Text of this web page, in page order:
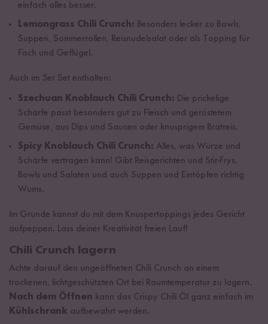
einfach alles besser.
Lemongrass Chili Crunch: Besonders lecker zu Bowls,
Suppen, Sommerrollen, Reisnudelsalat oder als Topping für
Fisch und Geflügel.
Auch im 5er Set enthalten:
Szechuan Knoblauch Chili Crunch: Die prickelige
Schärfe passt besonders gut zu Fleisch und geröstetem
Gemüse, aus Dips und Saucen oder knusprigem Bratreis.
Spicy Knoblauch Chili Crunch: Alles, was Würze und
Schärfe vertragen kann! Gibt Reisgerichten und Stir-Frys,
Bowls und Salaten und auch Suppen und Eintöpfen richtig
Wums.
Im Grunde kannst du mit dem Knuspertoppings jedes Gericht
aufpeppen. Lass deiner Kreativität freien Lauf!
Chili Crunch lagern
Achte darauf den ungeöffneten Chili Crunch an einem
trockenen, lichtgeschützten Ort bei Raumtemperatur zu lagern.
Nach dem Öffnen kann das Crispy Chili Öl ganz einfach im
Kühlschrank aufbewahrt werden.